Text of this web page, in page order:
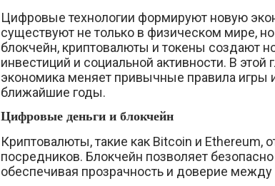
Цифровые технологии формируют новую
существуют не только в физическом мире,
блокчейн, криптовалюты и токены создают
инвестиций и социальной активности. В
экономика меняет привычные правила игры
ближайшие годы.
Цифровые деньги и блокчейн
Криптовалюты, такие как Bitcoin и Ethereum,
посредников. Блокчейн позволяет
обеспечивая прозрачность и доверие между